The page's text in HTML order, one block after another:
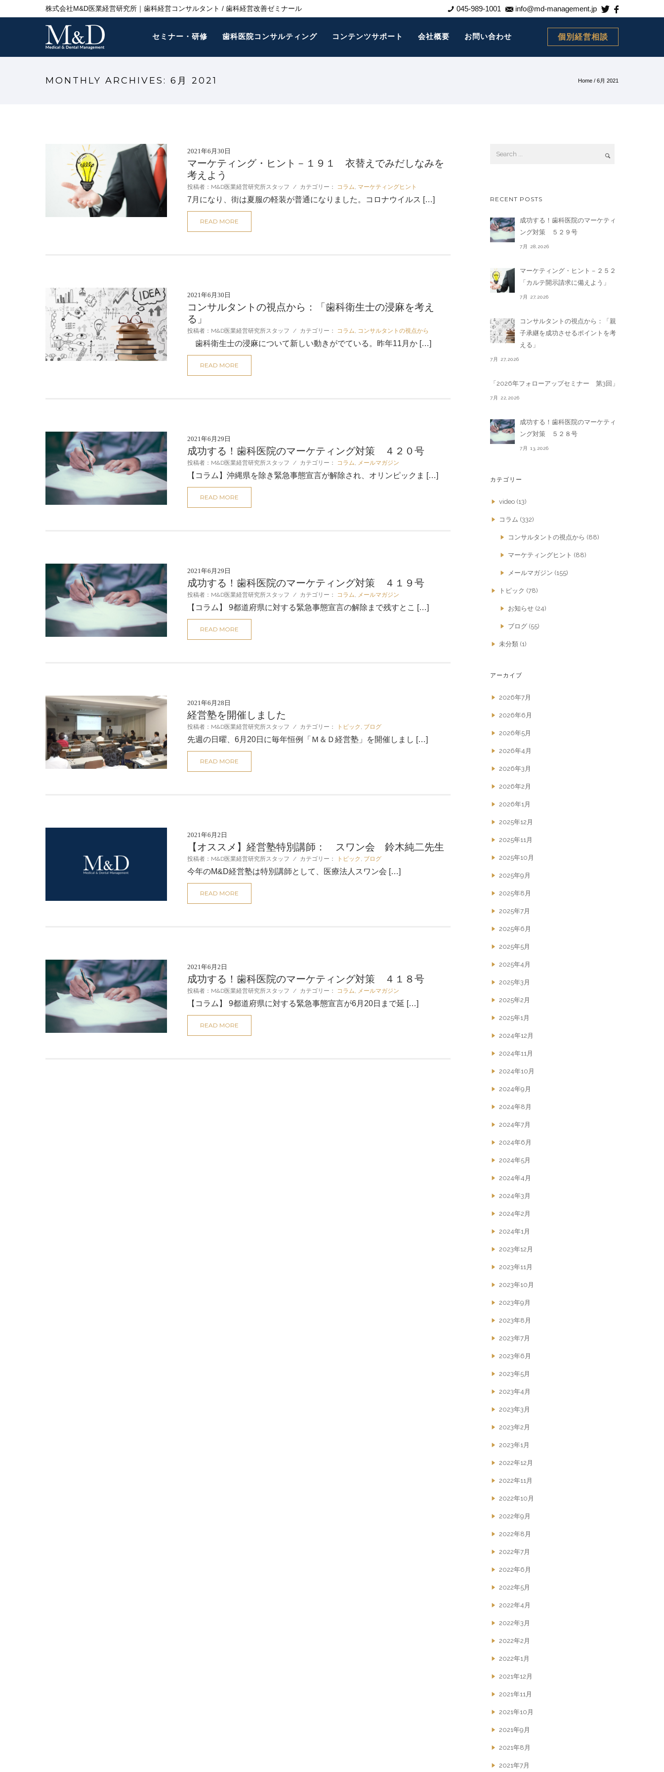
株式会社M&D医業経営研究所｜歯科経営コンサルタント / 歯科経営改善ゼミナール 045-989-1001 info@md-management.jp
個別経営相談
セミナー・研修 歯科医院コンサルティング コンテンツサポート 会社概要 お問い合わせ
MONTHLY ARCHIVES: 6月 2021 Home / 6月 2021
2021年6月30日
マーケティング・ヒント－１９１ 衣替えでみだしなみを
考えよう
投稿者：M&D医業経営研究所スタッフ / カテゴリー： コラム, マーケティングヒント
7月になり、街は夏服の軽装が普通になりました。コロナウイルス […]
READ MORE
2021年6月30日
コンサルタントの視点から：「歯科衛生士の浸麻を考え
る」
投稿者：M&D医業経営研究所スタッフ / カテゴリー： コラム, コンサルタントの視点から
歯科衛生士の浸麻について新しい動きがでている。昨年11月か […]
READ MORE
2021年6月29日
成功する！歯科医院のマーケティング対策 ４２０号
投稿者：M&D医業経営研究所スタッフ / カテゴリー： コラム, メールマガジン
【コラム】沖縄県を除き緊急事態宣言が解除され、オリンピックま […]
READ MORE
2021年6月29日
成功する！歯科医院のマーケティング対策 ４１９号
投稿者：M&D医業経営研究所スタッフ / カテゴリー： コラム, メールマガジン
【コラム】 9都道府県に対する緊急事態宣言の解除まで残すとこ […]
READ MORE
2021年6月28日
経営塾を開催しました
投稿者：M&D医業経営研究所スタッフ / カテゴリー： トピック , ブログ
先週の日曜、6月20日に毎年恒例「Ｍ＆Ｄ経営塾」を開催しまし […]
READ MORE
2021年6月2日
【オススメ】経営塾特別講師： スワン会 鈴木純二先生
投稿者：M&D医業経営研究所スタッフ / カテゴリー： トピック , ブログ
今年のM&D経営塾は特別講師として、医療法人スワン会 […]
READ MORE
2021年6月2日
成功する！歯科医院のマーケティング対策 ４１８号
投稿者：M&D医業経営研究所スタッフ / カテゴリー： コラム, メールマガジン
【コラム】 9都道府県に対する緊急事態宣言が6月20日まで延 […]
READ MORE
RECENT POSTS
成功する！歯科医院のマーケティ
ング対策 ５２９号
7月 28,2026
マーケティング・ヒント－２５２
「カルテ開示請求に備えよう」
7月 27,2026
コンサルタントの視点から：「親
子承継を成功させるポイントを考
える」
7月 27,2026
「2026年フォローアップセミナー 第3回」
7月 22,2026
成功する！歯科医院のマーケティ
ング対策 ５２８号
7月 13,2026
カテゴリー
video (13)
コラム (332)
コンサルタントの視点から (88)
マーケティングヒント (88)
メールマガジン (155)
トピック (78)
お知らせ (24)
ブログ (55)
未分類 (1)
アーカイブ
2026年7月
2026年6月
2026年5月
2026年4月
2026年3月
2026年2月
2026年1月
2025年12月
2025年11月
2025年10月
2025年9月
2025年8月
2025年7月
2025年6月
2025年5月
2025年4月
2025年3月
2025年2月
2025年1月
2024年12月
2024年11月
2024年10月
2024年9月
2024年8月
2024年7月
2024年6月
2024年5月
2024年4月
2024年3月
2024年2月
2024年1月
2023年12月
2023年11月
2023年10月
2023年9月
2023年8月
2023年7月
2023年6月
2023年5月
2023年4月
2023年3月
2023年2月
2023年1月
2022年12月
2022年11月
2022年10月
2022年9月
2022年8月
2022年7月
2022年6月
2022年5月
2022年4月
2022年3月
2022年2月
2022年1月
2021年12月
2021年11月
2021年10月
2021年9月
2021年8月
2021年7月